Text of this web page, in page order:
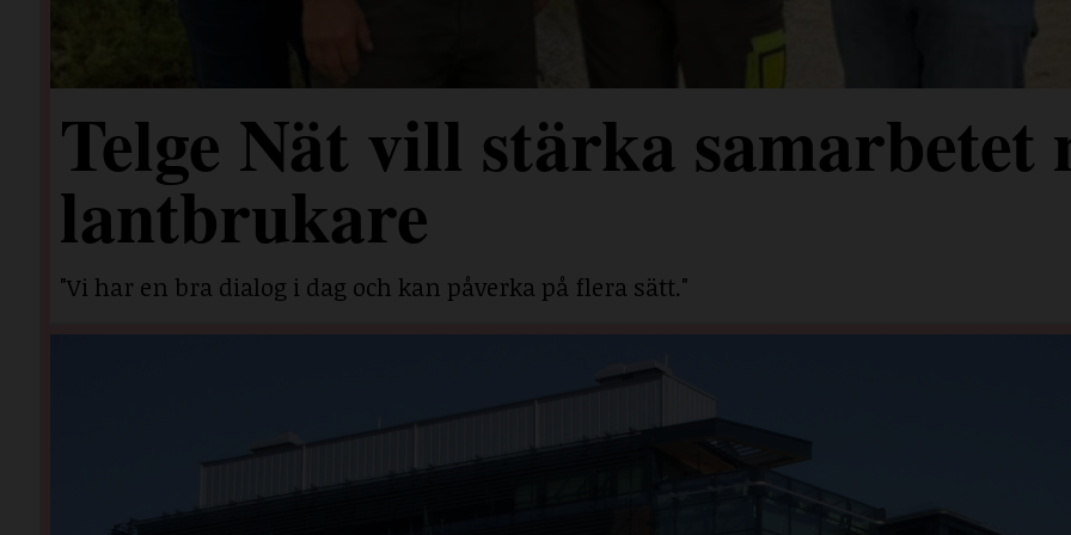
Telge Nät vill stärka samarbetet
lantbrukare
"Vi har en bra dialog i dag och kan påverka på flera sätt."